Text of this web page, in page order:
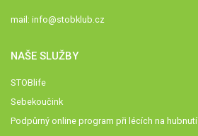
mail: info@stobklub.cz
NAŠE SLUŽBY
STOBlife
Sebekoučink
Podpůrný online program při lécích na hubnutí